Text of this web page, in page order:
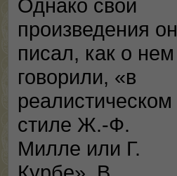
Однако свои
произведения он
писал, как о нем
говорили, «в
реалистическом
стиле Ж.-Ф.
Милле или Г.